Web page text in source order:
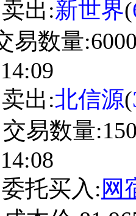
出:新世界(
数量
出:北信源(
易数量
委托买入: 网